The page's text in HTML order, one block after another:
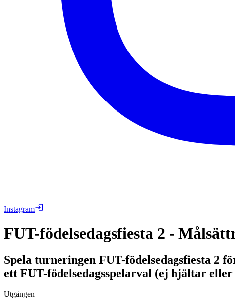
Instagram
FUT-födelsedagsfiesta 2 -
Spela turneringen FUT-födelsedagsfiesta 2
ett FUT-födelsedagsspelarval (ej hjältar
Utgången